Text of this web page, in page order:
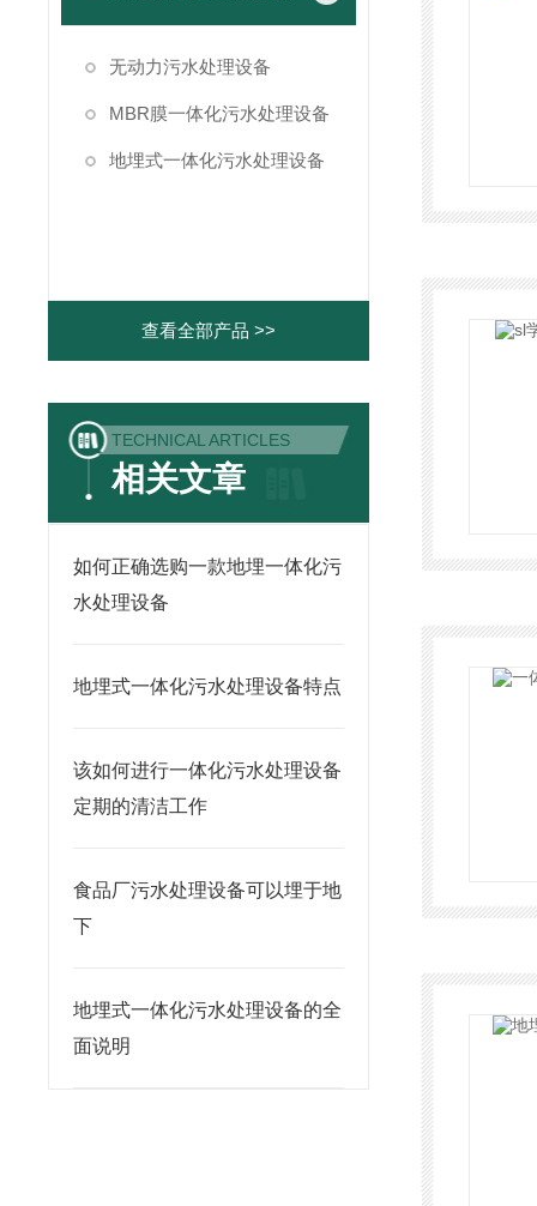
无动力污水处理设备
MBR膜一体化污水处理设备
地埋式一体化污水处理设备
查看全部产品 >>
TECHNICAL ARTICLES
相关文章
如何正确选购一款地埋一体化污
水处理设备
地埋式一体化污水处理设备特点
该如何进行一体化污水处理设备
定期的清洁工作
食品厂污水处理设备可以埋于地
下
地埋式一体化污水处理设备的全
面说明